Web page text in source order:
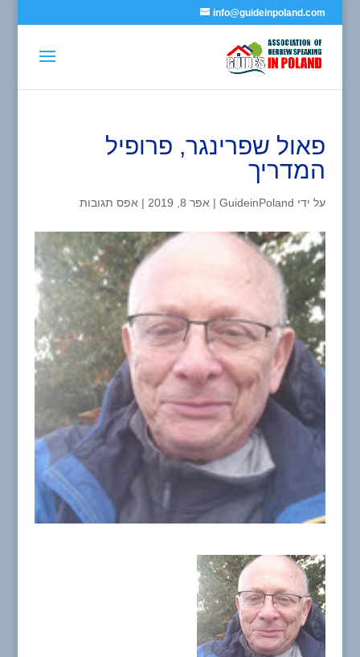
info@guideinpoland.com
פאול שפרינגר, פרופיל
המדריך
על ידי GuideinPoland
| אפר 8, 2019 | אפס תגובות